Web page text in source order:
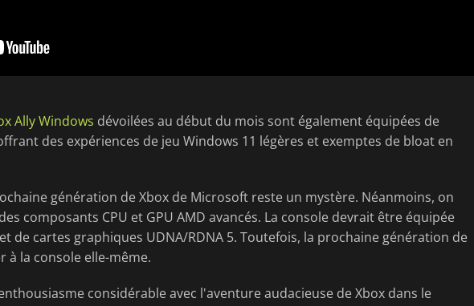
Ally Windows dévoilées au début du mois sont également équipées de
des expériences de jeu Windows 11 légères et exemptes de bloat en
génération de Xbox de Microsoft reste un mystère. Néanmoins, on
composants CPU et GPU AMD avancés. La console devrait être équipée
de cartes graphiques UDNA/RDNA 5. Toutefois, la prochaine génération de
à la console elle-même.
considérable avec l'aventure audacieuse de Xbox dans le